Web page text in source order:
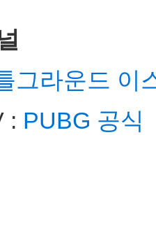
그라운드 이
: PUBG 공식